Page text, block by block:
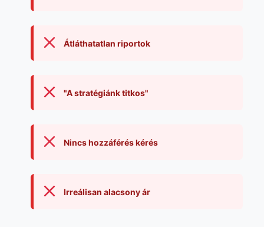
Átláthatatlan riportok
"A stratégiánk titkos"
Nincs hozzáférés kérés
Irreálisan alacsony ár